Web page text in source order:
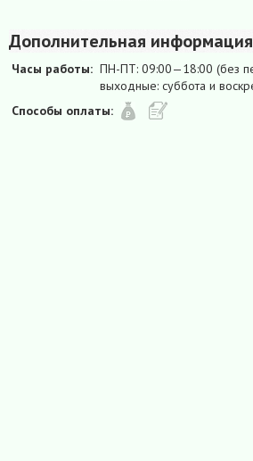
Дополнительная информация
Часы работы: ПН-ПТ: 09:00—18:00 (без
выходные: суббота и
Способы оплаты: